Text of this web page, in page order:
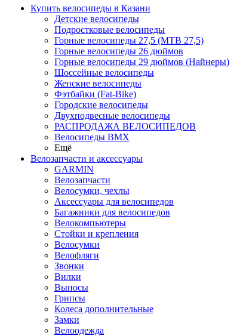
Купить велосипеды в Казани
Детские велосипеды
Подростковые велосипеды
Горные велосипеды 27,5 (MTB 27,5)
Горные велосипеды 26 дюймов
Горные велосипеды 29 дюймов (Найнеры)
Шоссейные велосипеды
Женские велосипеды
Фэтбайки (Fat-Bike)
Городские велосипеды
Двухподвесные велосипеды
РАСПРОДАЖА ВЕЛОСИПЕДОВ
Велосипеды BMX
Ещё
Велозапчасти и аксессуары
GARMIN
Велозапчасти
Велосумки, чехлы
Аксессуары для велосипедов
Багажники для велосипедов
Велокомпьютеры
Стойки и крепления
Велосумки
Велофляги
Звонки
Вилки
Выносы
Грипсы
Колеса дополнительные
Замки
Велоодежда